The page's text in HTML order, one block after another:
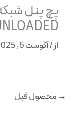
از/آگوست 6, 2025
→ محصول قبل